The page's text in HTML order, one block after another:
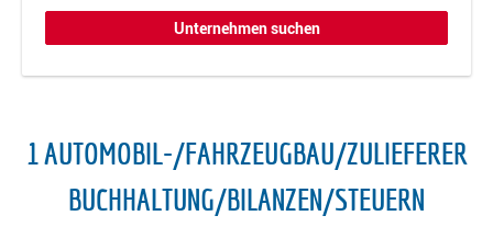
1 AUTOMOBIL-/FAHRZEUGBAU/ZULIEFERER
BUCHHALTUNG/BILANZEN/STEUERN